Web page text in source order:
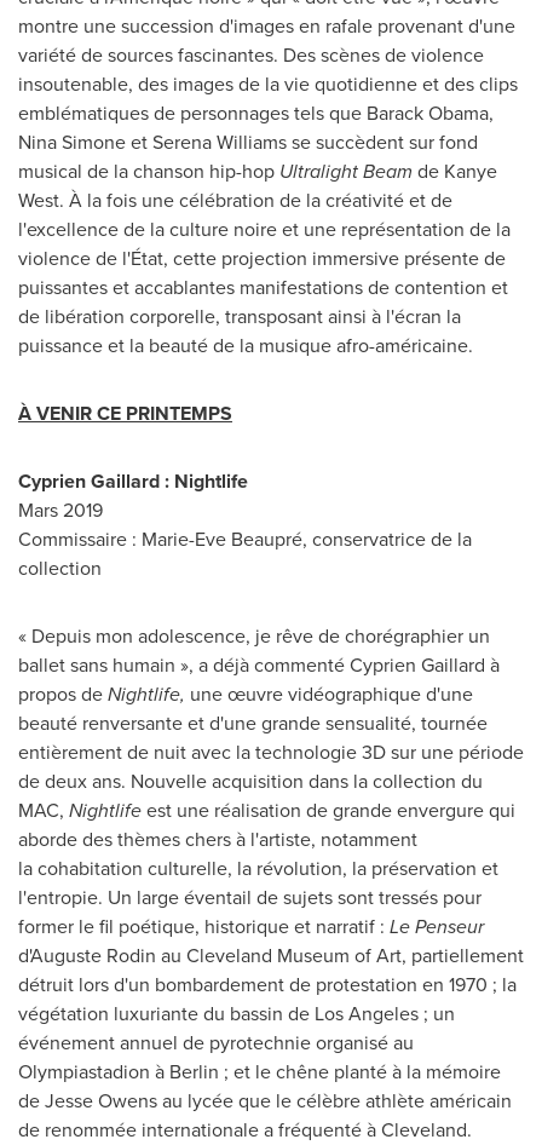
montre une succession d'images en rafale provenant d'une
variété de sources fascinantes. Des scènes de violence
insoutenable, des images de la vie quotidienne et des clips
emblématiques de personnages tels que Barack Obama,
Nina SimoneetSerena Williamsse succèdent sur fond
musical de la chanson hip-hop Ultralight Beam de Kanye
West. À la fois une célébration de la créativité et de
l'excellence de la culture noire et une représentation de la
violence de l'État, cette projection immersive présente de
puissantes et accablantes manifestations de contention et
de libération corporelle, transposant ainsi à l'écran la
puissance et la beauté de la musique afro-américaine.
À VENIR CE PRINTEMPS
Cyprien Gaillard : Nightlife
Mars 2019
Commissaire : Marie-Eve Beaupré, conservatrice de la
collection
« Depuis mon adolescence, je rêve de chorégraphier un
ballet sans humain », a déjà commentéCyprien Gaillard à
propos deNightlife, une œuvre vidéographique d'une
beauté renversante et d'une grande sensualité, tournée
entièrement de nuit avec la technologie 3D sur une période
de deux ans. Nouvelle acquisition dans la collection du
MAC, Nightlifeest une réalisation de grande envergure qui
aborde des thèmes chers à l'artiste, notamment
la cohabitation culturelle, la révolution, la préservation et
l'entropie. Un large éventail de sujets sont tressés pour
former le fil poétique, historique et narratif : Le Penseur
d'Auguste Rodin au Cleveland Museum of Art, partiellement
détruit lors d'un bombardement de protestation en 1970 ; la
végétation luxuriante du bassin de Los Angeles ; un
événement annuel de pyrotechnie organisé au
Olympiastadion à Berlin ; et le chêne planté à la mémoire
deJesse Owensau lycée que le célèbre athlète américain
de renommée internationale a fréquenté àCleveland.